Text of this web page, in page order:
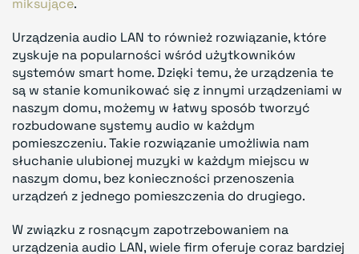
Urządzenia audio LAN to również rozwiązanie, które
zyskuje na popularności wśród użytkowników
systemów smart home. Dzięki temu, że urządzenia te
są w stanie komunikować się z innymi urządzeniami w
naszym domu, możemy w łatwy sposób tworzyć
rozbudowane systemy audio w każdym
pomieszczeniu. Takie rozwiązanie umożliwia nam
słuchanie ulubionej muzyki w każdym miejscu w
naszym domu, bez konieczności przenoszenia
urządzeń z jednego pomieszczenia do drugiego.
W związku z rosnącym zapotrzebowaniem na
urządzenia audio LAN, wiele firm oferuje coraz bardziej